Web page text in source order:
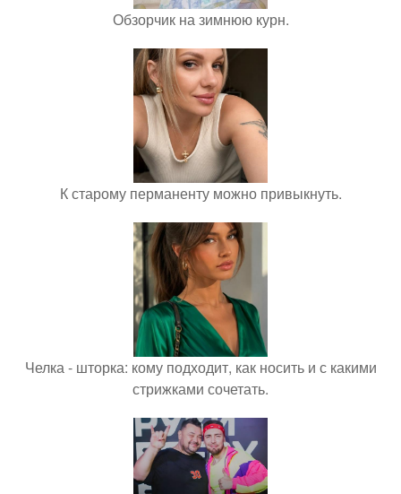
Обзорчик на зимнюю курн.
К старому перманенту можно привыкнуть.
Челка - шторка: кому подходит, как носить и с какими
стрижками сочетать.